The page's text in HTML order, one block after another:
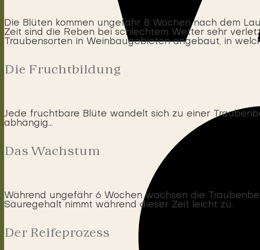
Die Blüten kommen ungefähr 8 Wochen nach dem
Zeit sind die Reben bei schlechtem Wetter sehr
Traubensorten in Weinbaugebieten angebaut, in
Die Fruchtbildung
Jede fruchtbare Blüte wandelt sich zu einer
abhängig…
Das Wachstum
Während ungefähr 6 Wochen wachsen die
Säuregehalt nimmt während dieser Zeit leicht zu.
Der Reifeprozess